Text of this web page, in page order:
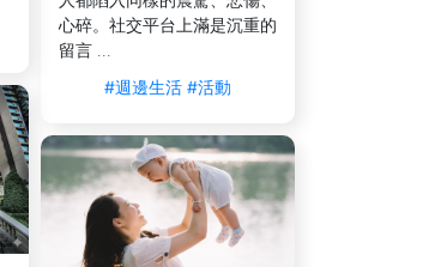
心碎。社交平台上滿是沉重的
留言 ...
#週邊生活 #活動